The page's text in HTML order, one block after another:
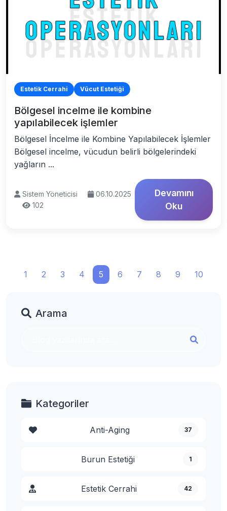
Estetik Cerrahi Vücut Estetiği
Bölgesel incelme ile kombine
yapılabilecek işlemler
Bölgesel İncelme ile Kombine Yapılabilecek İşlemler
Bölgesel incelme, vücudun belirli bölgelerindeki
yağların ...
Sistem Yöneticisi
06.10.2025
102
Devamını
Oku
1 2 3 4 5 6 7 8 9 10
Arama
Kategoriler
Anti-Aging 37
Burun Estetiği 1
Estetik Cerrahi 42